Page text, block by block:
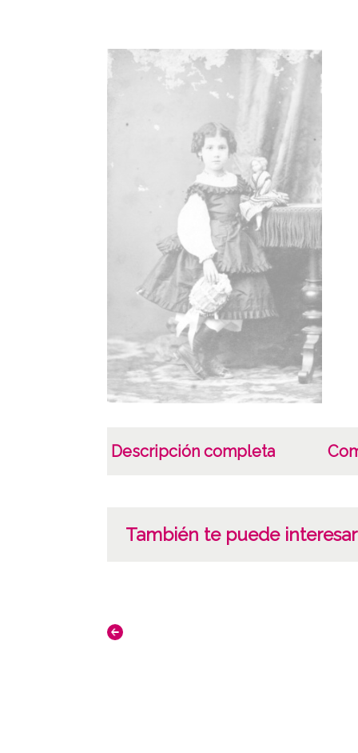
Descripción completa
También te puede interesar